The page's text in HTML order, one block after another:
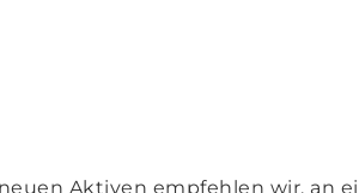
Aktiven empfehlen wir, an